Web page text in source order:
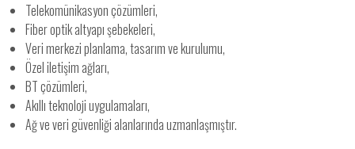
Telekomünikasyon çözümleri,
Fiber optik altyapı şebekeleri,
Veri merkezi planlama, tasarım ve kurulumu,
Özel iletişim ağları,
BT çözümleri,
Akıllı teknoloji uygulamaları,
Ağ ve veri güvenliği alanlarında uzmanlaşmıştır.